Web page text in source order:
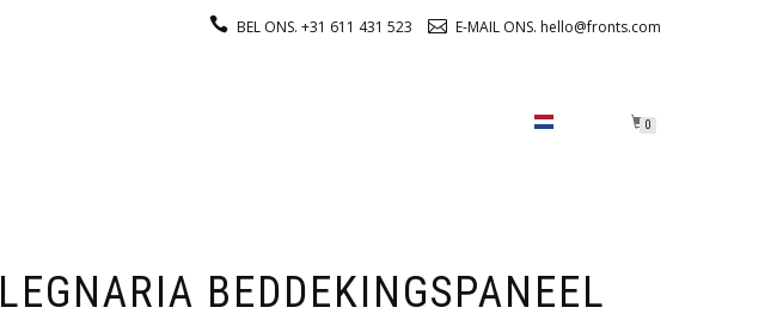
BEL ONS. +31 611 431 523 E-MAIL ONS. hello@fronts.com
0
LEGNARIA BEDDEKINGSPANEEL